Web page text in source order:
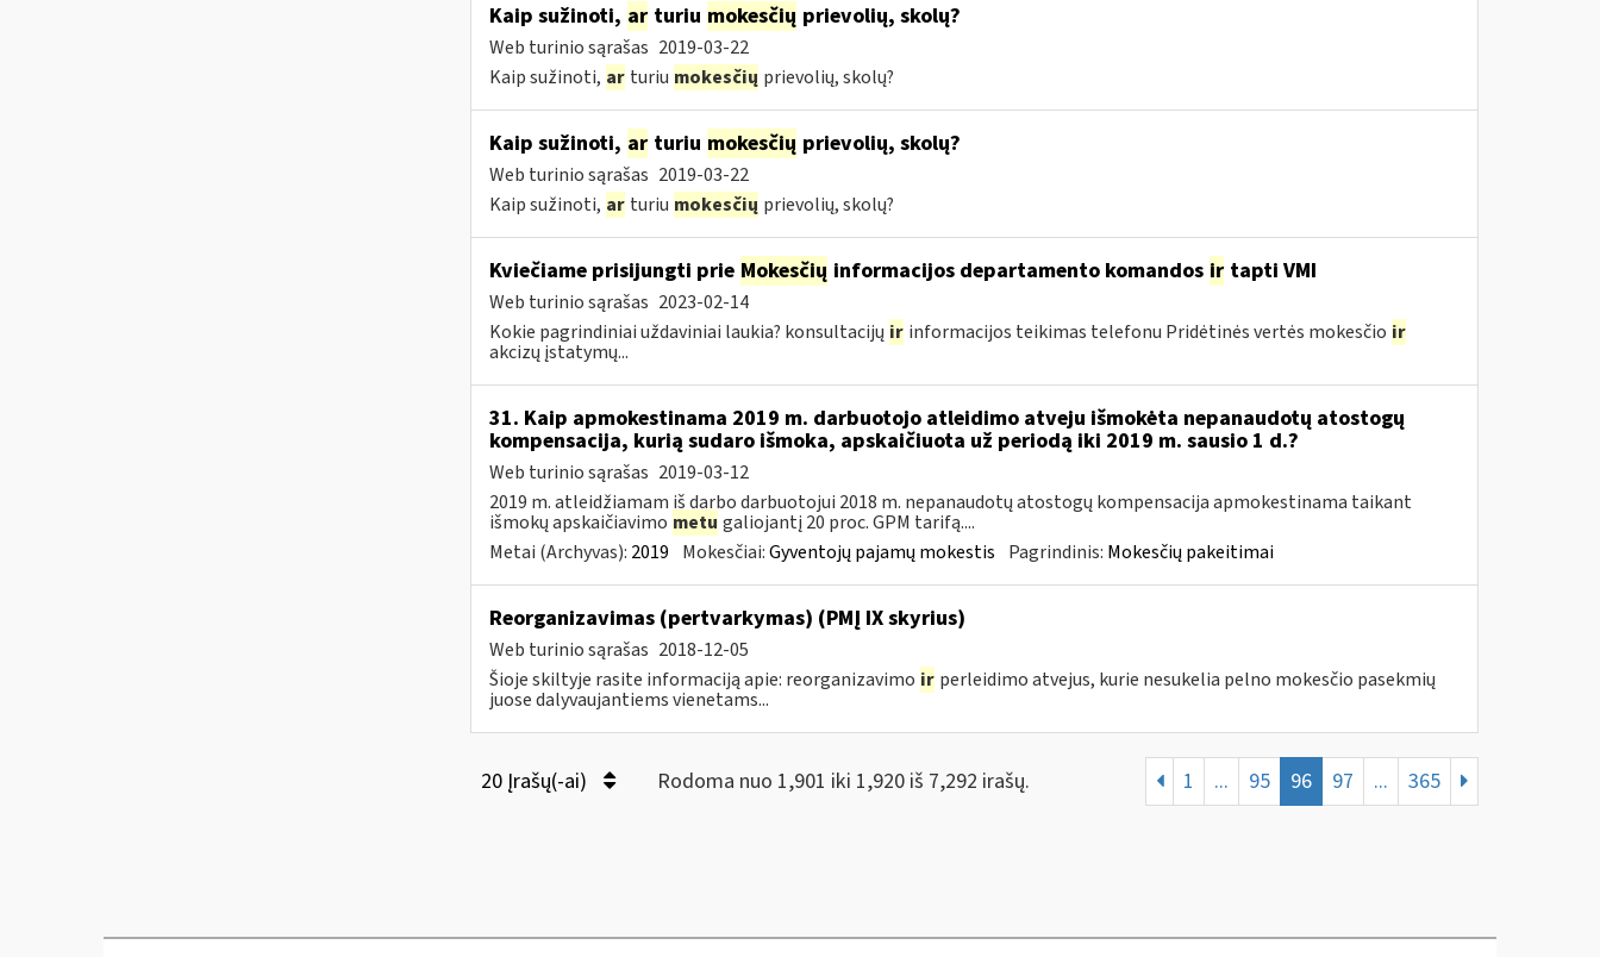
Kaip sužinoti, arturiu mokesčių prievolių, skolų?
Web turinio sąrašas 2019-03-22
Kaip sužinoti, ar turiu mokesčių prievolių, skolų?
Kaip sužinoti, arturiu mokesčių prievolių, skolų?
Web turinio sąrašas 2019-03-22
Kaip sužinoti, ar turiu mokesčių prievolių, skolų?
Kviečiame prisijungti prie Mokesčių informacijos departamento komandos irtapti VMI
Web turinio sąrašas 2023-02-14
Kokie pagrindiniai uždaviniai laukia? konsultacijų ir informacijos teikimas telefonu Pridėtinės vertės mokesčio ir
akcizų įstatymų...
31. Kaip apmokestinama 2019 m. darbuotojo atleidimo atveju išmokėta nepanaudotų atostogų
kompensacija, kurią sudaro išmoka, apskaičiuota už periodą iki 2019 m. sausio 1 d.?
Web turinio sąrašas 2019-03-12
2019 m. atleidžiamam iš darbo darbuotojui 2018 m. nepanaudotų atostogų kompensacija apmokestinama taikant
išmokų apskaičiavimo metu galiojantį 20 proc. GPM tarifą....
Metai (Archyvas): 2019 Mokesčiai:Gyventojų pajamų mokestis Pagrindinis: Mokesčių pakeitimai
Reorganizavimas (pertvarkymas) (PMĮ IX skyrius)
Web turinio sąrašas 2018-12-05
Šioje skiltyje rasite informaciją apie: reorganizavimo ir perleidimo atvejus, kurie nesukelia pelno mokesčio pasekmių
juose dalyvaujantiems vienetams...
20 Įrašų(-ai) Rodoma nuo 1,901 iki 1,920 iš 7,292 irašų. 1 ... 95 96 97 ... 365